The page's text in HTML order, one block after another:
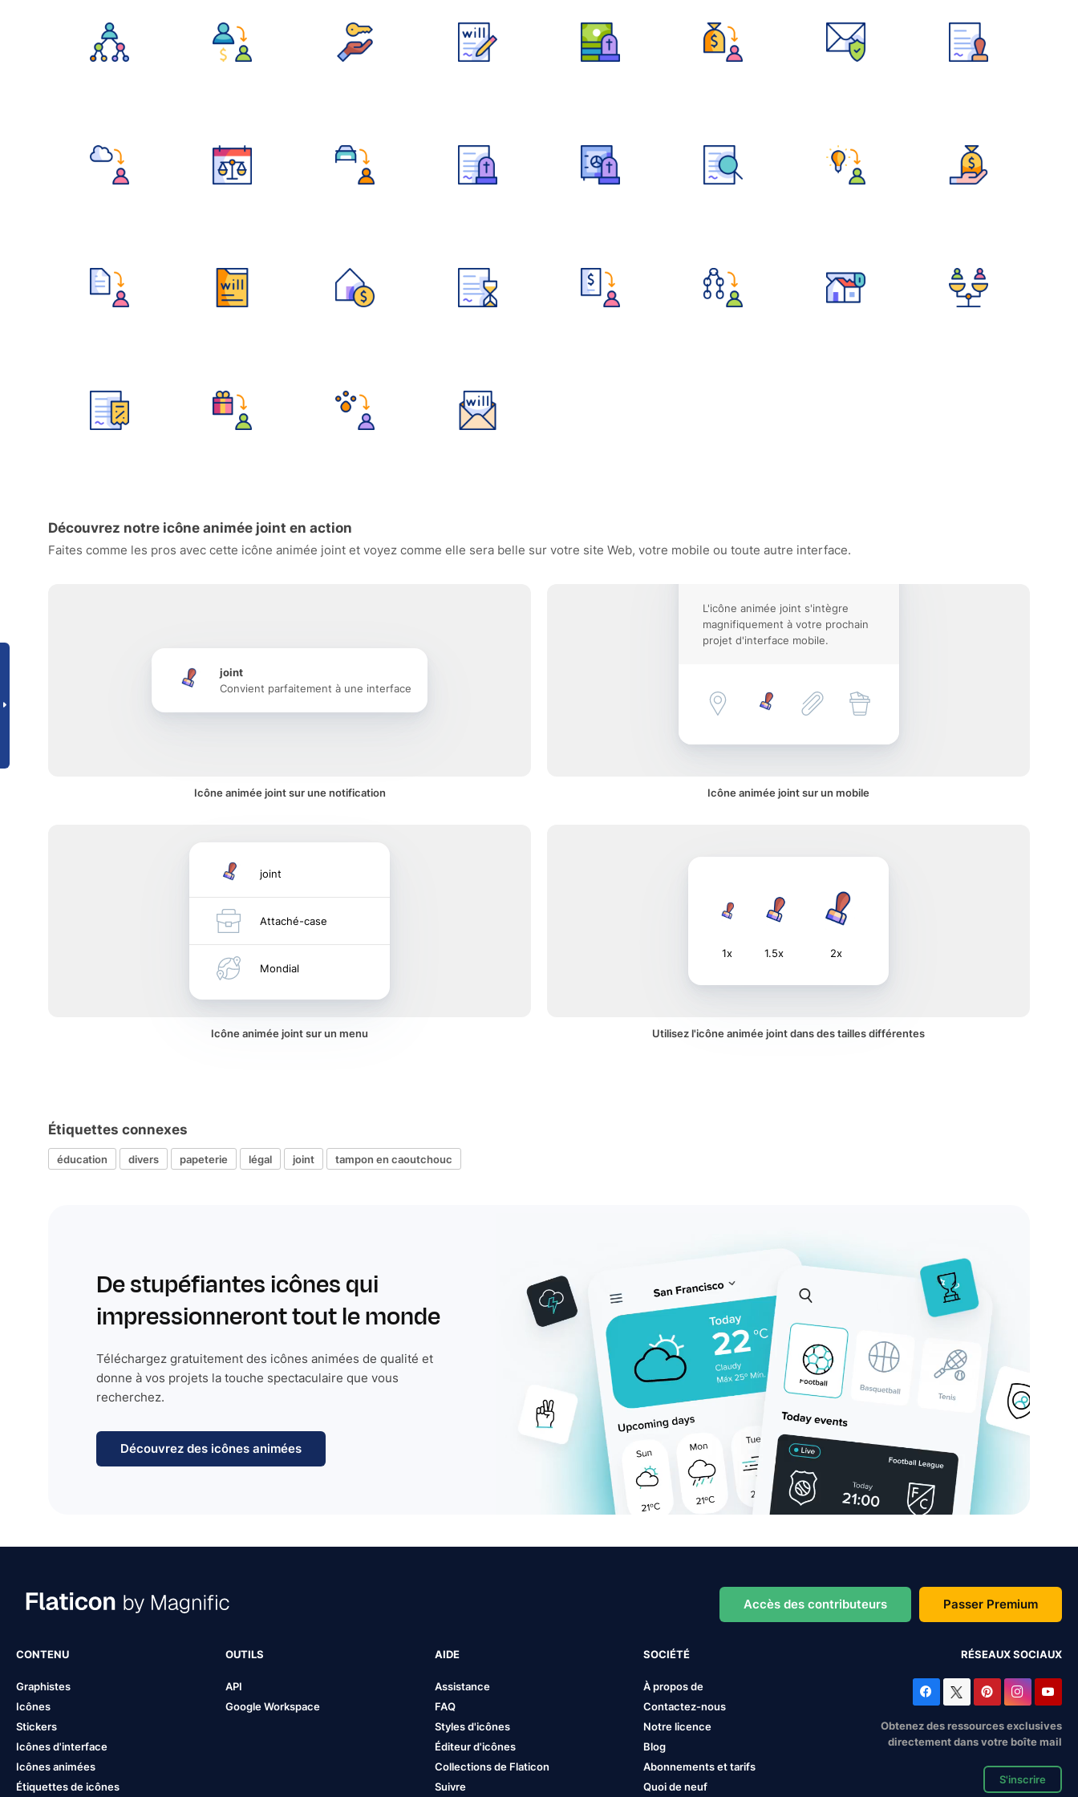
Découvrez notre icône animée joint en action
Faites comme les pros avec cette icône animée joint et voyez comme elle sera belle sur votre site Web, votre mobile ou toute autre interface.
joint
Convient parfaitement à une interface
Icône animée joint sur une notification
L'icône animée joint s'intègre
magnifiquement à votre prochain
projet d'interface mobile.
Icône animée joint sur un mobile
joint
Attaché-case
Mondial
Icône animée joint sur un menu
1x 1.5x 2x
Utilisez l'icône animée joint dans des tailles différentes
Étiquettes connexes
éducation divers papeterie légal joint tampon en caoutchouc
De stupéfiantes icônes qui
impressionneront tout le monde
Téléchargez gratuitement des icônes animées de qualité et
donne à vos projets la touche spectaculaire que vous
recherchez.
Découvrez des icônes animées
Accès des contributeurs Passer Premium
CONTENU
Graphistes
Icônes
Stickers
Icônes d'interface
Icônes animées
Étiquettes de icônes
OUTILS
API
Google Workspace
AIDE
Assistance
FAQ
Styles d'icônes
Éditeur d'icônes
Collections de Flaticon
Suivre
SOCIÉTÉ
À propos de
Contactez-nous
Notre licence
Blog
Abonnements et tarifs
Quoi de neuf
RÉSEAUX SOCIAUX
Obtenez des ressources exclusives
directement dans votre boîte mail
S'inscrire